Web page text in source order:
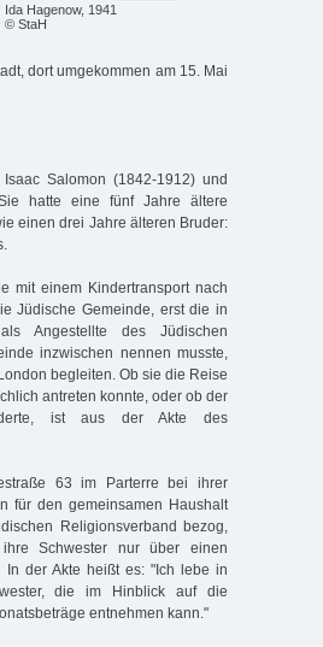
Ida Hagenow, 1941
© StaH
dort umgekommen am 15. Mai
Salomon (1842-1912) und
hatte eine fünf Jahre ältere
einen drei Jahre älteren Bruder:
mit einem Kindertransport nach
Jüdische Gemeinde, erst die in
Angestellte des Jüdischen
inzwischen nennen musste,
begleiten. Ob sie die Reise
antreten konnte, oder ob der
ist aus der Akte des
63 im Parterre bei ihrer
für den gemeinsamen Haushalt
Religionsverband bezog,
Schwester nur über einen
In der Akte heißt es: "Ich lebe in
die im Hinblick auf die
entnehmen kann."